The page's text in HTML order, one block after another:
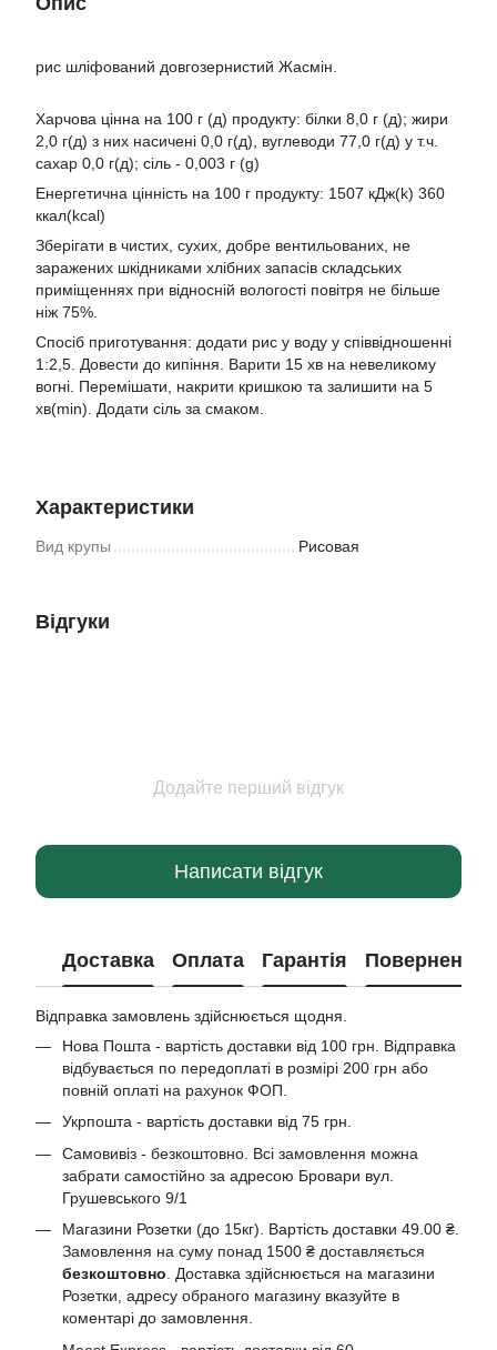
рис шліфований довгозернистий Жасмін.
Харчова цінна на 100 г (д) продукту: білки 8,0 г (д); жири
2,0 г(д) з них насичені 0,0 г(д), вуглеводи 77,0 г(д) у т.ч.
сахар 0,0 г(д); сіль - 0,003 г (g)
Енергетична цінність на 100 г продукту: 1507 кДж(k) 360
ккал(kcal)
Зберігати в чистих, сухих, добре вентильованих, не
заражених шкідниками хлібних запасів складських
приміщеннях при відносній вологості повітря не більше
ніж 75%.
Спосіб приготування: додати рис у воду у співвідношенні
1:2,5. Довести до кипіння. Варити 15 хв на невеликому
вогні. Перемішати, накрити кришкою та залишити на 5
хв(min). Додати сіль за смаком.
Характеристики
Вид крупы Рисовая
Відгуки
Додайте перший відгук
Написати відгук
Доставка Оплата Гарантія Повернення
Відправка замовлень здійснюється щодня.
Нова Пошта - вартість доставки від 100 грн. Відправка
відбувається по передоплаті в розмірі 200 грн або
повній оплаті на рахунок ФОП.
Укрпошта - вартість доставки від 75 грн.
Самовивіз - безкоштовно. Всі замовлення можна
забрати самостійно за адресою Бровари вул.
Грушевського 9/1
Магазини Розетки (до 15кг). Вартість доставки 49.00 ₴.
Замовлення на суму понад 1500 ₴ доставляється
безкоштовно . Доставка здійснюється на магазини
Розетки, адресу обраного магазину вказуйте в
коментарі до замовлення.